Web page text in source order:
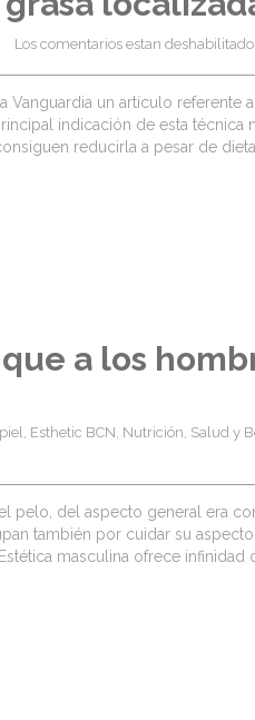
Los comentarios estan
un artículo referente
indicación de esta
reducirla a pesar de dieta…
a los
, Esthetic BCN, Nutrición, Salud y
pelo, del aspecto general era
también por cuidar su
masculina ofrece infinidad